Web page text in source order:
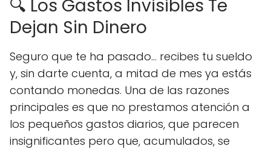
🔍 Los Gastos Invisibles Te
Dejan Sin Dinero
Seguro que te ha pasado… recibes tu sueldo
y, sin darte cuenta, a mitad de mes ya estás
contando monedas. Una de las razones
principales es que no prestamos atención a
los pequeños gastos diarios, que parecen
insignificantes pero que, acumulados, se